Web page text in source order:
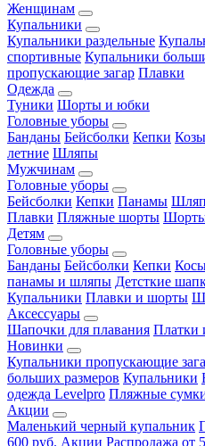
Женщинам
Купальники
Купальники раздельные
спортивные Купальники
пропускающие загар Плавки
Одежда
Туники Шорты и юбки
Головные уборы
Банданы Бейсболки Кепки
летние Шляпы
Мужчинам
Головные уборы
Бейсболки Кепки Панамы
Плавки Пляжные шорты
Детям
Головные уборы
Банданы Бейсболки Кепки
панамы и шляпы Детсткие
Купальники Плавки и шорты
Аксессуары
Шапочки для плавания Платки
Новинки
Купальники пропускающие
больших размеров Купальники
одежда Levelpro Пляжные
Акции
Маленький черный купальник
600 руб. Акции Распродажа от